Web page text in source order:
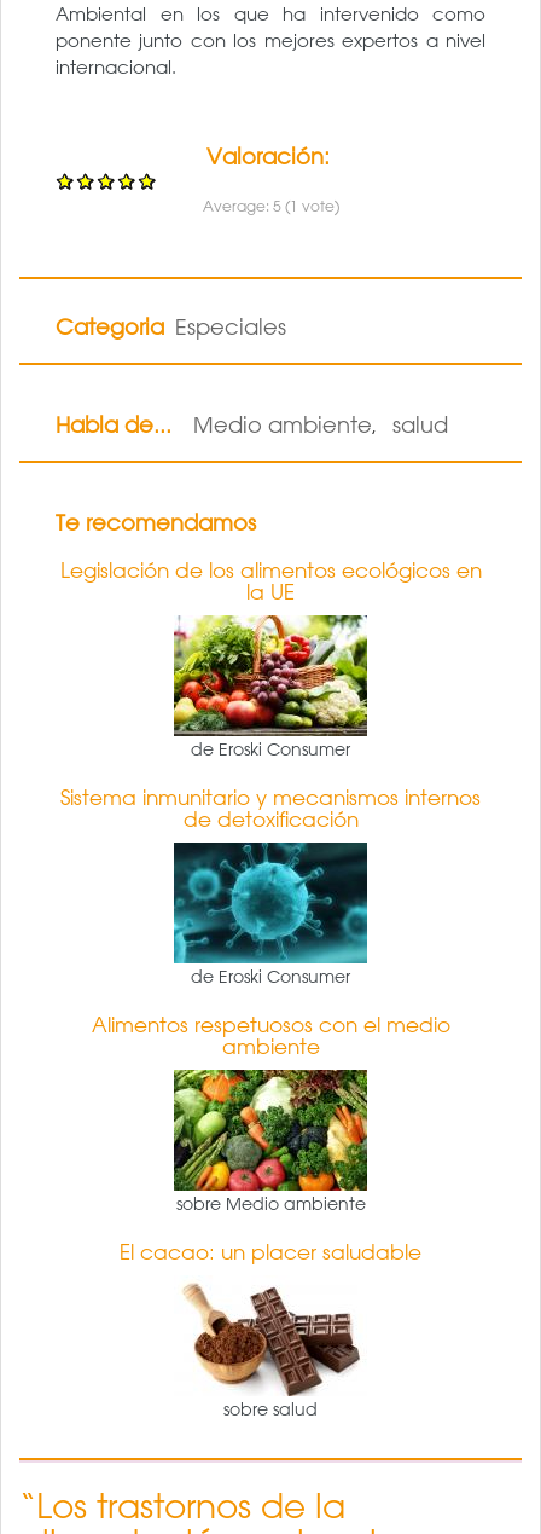
Ambiental en los que ha intervenido como
ponente junto con los mejores expertos a nivel
internacional.
Valoración:
Average: 5 (1 vote)
Categoria Especiales
Habla de... Medio ambiente, salud
Te recomendamos
Legislación de los alimentos ecológicos en
la UE
de Eroski Consumer
Sistema inmunitario y mecanismos internos
de detoxificación
de Eroski Consumer
Alimentos respetuosos con el medio
ambiente
sobre Medio ambiente
El cacao: un placer saludable
sobre salud
“Los trastornos de la